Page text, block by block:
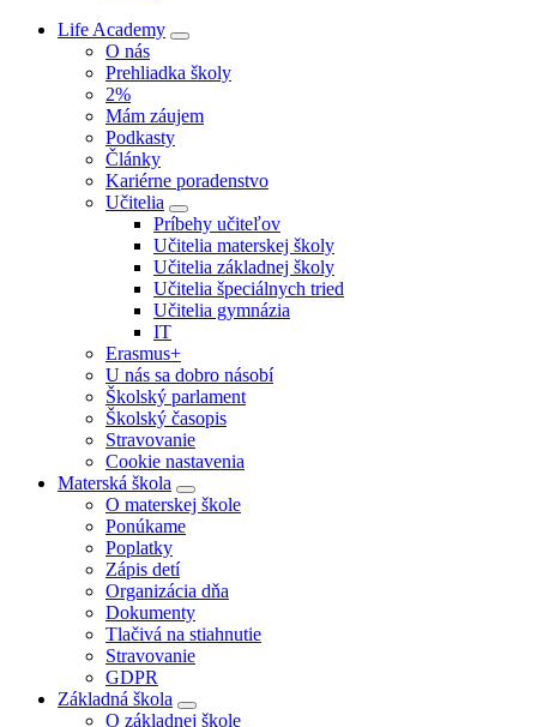
Life Academy
O nás
Prehliadka školy
2%
Mám záujem
Podkasty
Články
Kariérne poradenstvo
Učitelia
Príbehy učiteľov
Učitelia materskej školy
Učitelia základnej školy
Učitelia špeciálnych tried
Učitelia gymnázia
IT
Erasmus+
U nás sa dobro násobí
Školský parlament
Školský časopis
Stravovanie
Cookie nastavenia
Materská škola
O materskej škole
Ponúkame
Poplatky
Zápis detí
Organizácia dňa
Dokumenty
Tlačivá na stiahnutie
Stravovanie
GDPR
Základná škola
O základnej škole